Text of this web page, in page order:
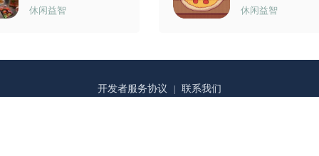
休闲益智
休闲益智
开发者服务协议 联系我们